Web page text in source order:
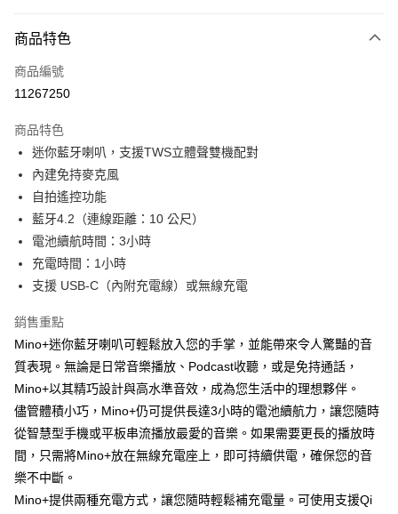
信用卡一次付款
信用卡分期付款
合作金庫商業銀行
華南商業銀行
彰化商業銀行
上海商業儲蓄銀行
國泰世華商業銀行
臺灣中小企業銀行
匯豐（台灣）商業銀行
聯邦商業銀行
元大商業銀行
玉山商業銀行
星展（台灣）商業銀行
台灣樂天信用卡公司
6 期 0 利率 每期
華南商業銀行
上海商業儲蓄銀行
國泰世華商業銀行
臺灣中小企業銀行
匯豐（台灣）商業銀行
聯邦商業銀行
遠東國際商業銀行
元大商業銀行
永豐商業銀行
玉山商業銀行
台灣樂天信用卡公司
LINE Pay
Apple Pay
ATM付款
運送方式
每筆NT$80，滿NT$1,000(含以上)免運費
付款後7-11取貨
每筆NT$80，滿NT$1,000(含以上)免運費
黑貓宅急便
每筆NT$120，滿NT$1,000(含以上)免運費
黑貓宅配(離島)
每筆NT$250，滿NT$2,000(含以上)免運費
商品特色
商品編號
11267250
商品特色
迷你藍牙喇叭，支援TWS立體聲雙機配對
內建免持麥克風
自拍遙控功能
藍牙4.2（連線距離：10 公尺）
電池續航時間：3小時
充電時間：1小時
支援 USB-C（內附充電線）或無線充電
銷售重點
Mino+迷你藍牙喇叭可輕鬆放入您的手掌，並能帶來令人驚豔的音
質表現。無論是日常音樂播放、Podcast收聽，或是免持通話，
Mino+以其精巧設計與高水準音效，成為您生活中的理想夥伴。
儘管體積小巧，Mino+仍可提供長達3小時的電池續航力，讓您隨時
從智慧型手機或平板串流播放最愛的音樂。如果需要更長的播放時
間，只需將Mino+放在無線充電座上，即可持續供電，確保您的音
樂不中斷。
Mino+提供兩種充電方式，讓您隨時輕鬆補充電量。可使用支援Qi